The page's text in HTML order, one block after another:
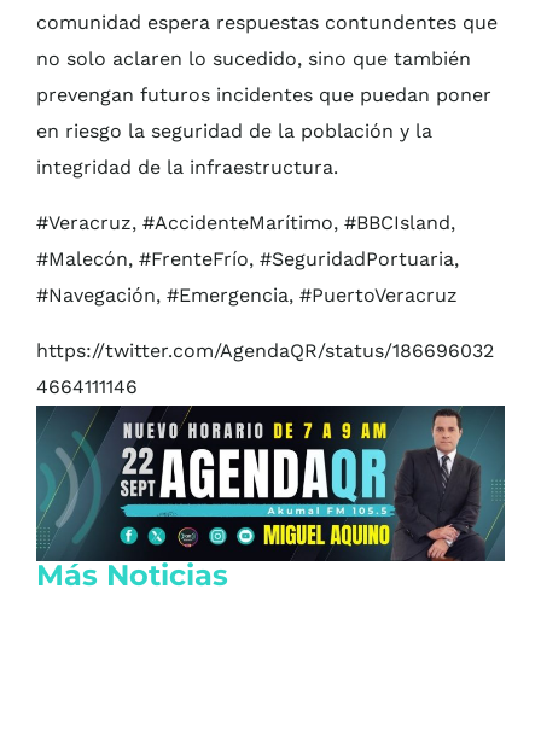
comunidad espera respuestas contundentes que
no solo aclaren lo sucedido, sino que también
prevengan futuros incidentes que puedan poner
en riesgo la seguridad de la población y la
integridad de la infraestructura.
#Veracruz, #AccidenteMarítimo, #BBCIsland,
#Malecón, #FrenteFrío, #SeguridadPortuaria,
#Navegación, #Emergencia, #PuertoVeracruz
https://twitter.com/AgendaQR/status/186696032
4664111146
Más Noticias